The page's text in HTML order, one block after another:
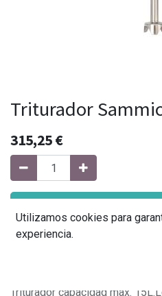
Triturador
315,25€
Triturador capacidad máx.
Utilizamos cookies para
experiencia.